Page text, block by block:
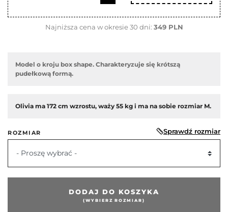
Najniższa cena w okresie 30 dni: 349 PLN
Model o kroju box shape. Charakteryzuje się krótszą
pudełkową formą.
Olivia ma 172 cm wzrostu, waży 55 kg i ma na sobie rozmiar M.
ROZMIAR Sprawdź rozmiar
- Proszę wybrać -
DODAJ DO KOSZYKA
(WYBIERZ ROZMIAR)